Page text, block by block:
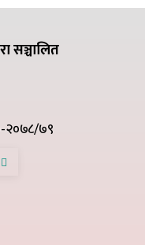
सञ्चालित
२०७८/७९